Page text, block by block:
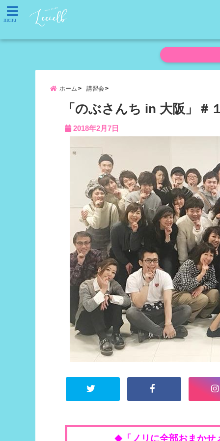
menu
ホーム 講習会
「のぶさんち in 大阪」＃
2018年2月7日
◆「ノリに全部おまかせ